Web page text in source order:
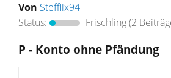
Von Steffiix94
Status:
Frischling(2
P - Konto ohne Pfändung